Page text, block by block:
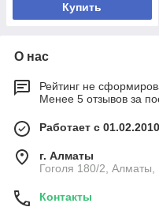
Купить
О нас
Рейтинг не
Менее 5 отзывов за
Работает с 01.02.2010
г. Алматы
Гоголя 180/2, Алматы,
Контакты